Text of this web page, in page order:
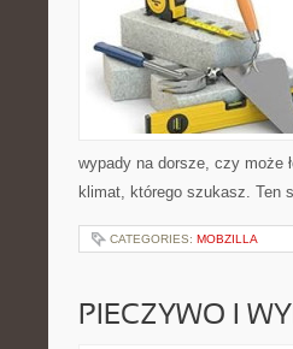
wypady na dorsze, czy może
klimat, którego szukasz. Ten
CATEGORIES: MOBZILLA
PIECZYWO I